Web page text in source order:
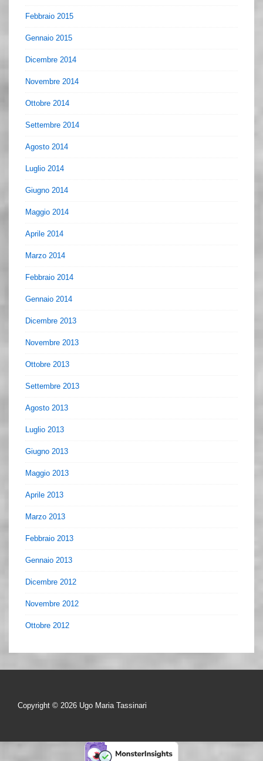
Febbraio 2015
Gennaio 2015
Dicembre 2014
Novembre 2014
Ottobre 2014
Settembre 2014
Agosto 2014
Luglio 2014
Giugno 2014
Maggio 2014
Aprile 2014
Marzo 2014
Febbraio 2014
Gennaio 2014
Dicembre 2013
Novembre 2013
Ottobre 2013
Settembre 2013
Agosto 2013
Luglio 2013
Giugno 2013
Maggio 2013
Aprile 2013
Marzo 2013
Febbraio 2013
Gennaio 2013
Dicembre 2012
Novembre 2012
Ottobre 2012
Copyright © 2026 Ugo Maria Tassinari